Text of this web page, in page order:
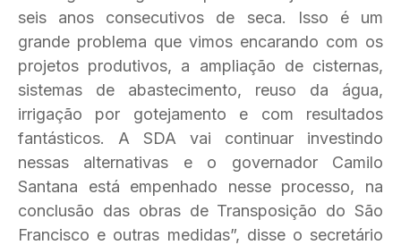
seis anos consecutivos de seca. Isso é um
grande problema que vimos encarando com os
projetos produtivos, a ampliação de cisternas,
sistemas de abastecimento, reuso da água,
irrigação por gotejamento e com resultados
fantásticos. A SDA vai continuar investindo
nessas alternativas e o governador Camilo
Santana está empenhado nesse processo, na
conclusão das obras de Transposição do São
Francisco e outras medidas”, disse o secretário